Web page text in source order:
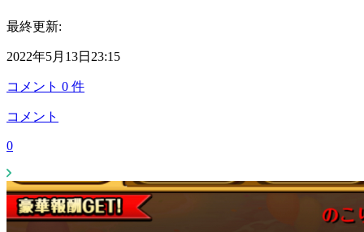
最終更新:
2022年5月13日23:15
コメント 0 件
コメント
0